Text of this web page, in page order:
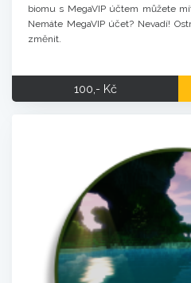
biomu s MegaVIP účtem můžete
Nemáte MegaVIP účet? Nevadí!
změnit.
100,- Kč